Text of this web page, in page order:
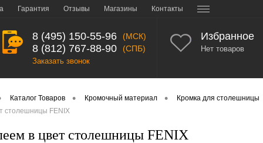
Гарантия Отзывы Магазины Контакты
8 (495) 150-55-96 (МСК)
8 (812) 767-88-90 (СПБ)
Заказать звонок
Избранное
Нет товаров
Каталог Товаров • Кромочный материал •
Кромка для столешницы
столешницы FENIX
в цвет столешницы FENIX